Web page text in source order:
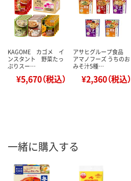
KAGOME カゴメ イ
ンスタント 野菜たっ
ぷりスー…
¥5,670（税込）
アサヒグループ食品
アマノフーズ うちのお
みそ汁5種…
¥2,360（税込）
一緒に購入する